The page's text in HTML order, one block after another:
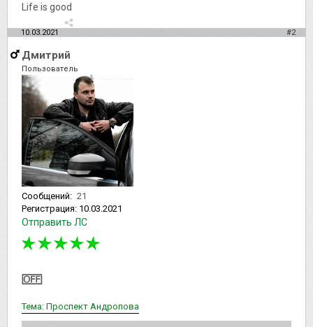
Life is good
10.03.2021 #2
Дмитрий
Пользователь
Сообщений: 21
Регистрация: 10.03.2021
Отправить ЛС
Тема: Проспект Андропова